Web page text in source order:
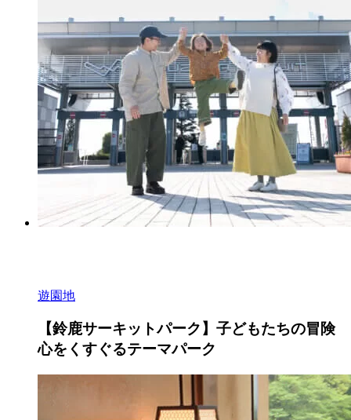
遊園地
【鈴鹿サーキットパーク】子どもたちの冒険
心をくすぐるテーマパーク